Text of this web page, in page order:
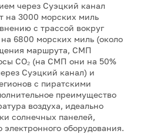
через Суэцкий канал
3000 морских миль
с трассой вокруг
6800 морских миль (около
маршрута, СМП
CO₂ (на СМП они на 50%
Суэцкий канал) и
с пиратскими
преимущество
воздуха, идеально
солнечных панелей,
электронного оборудования.